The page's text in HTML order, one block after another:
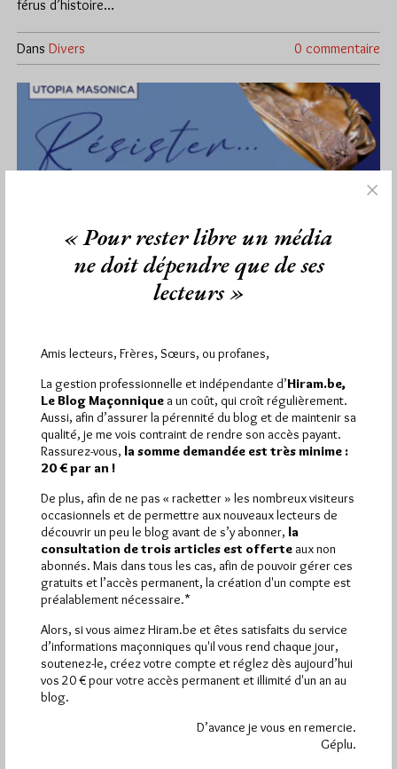
férus d’histoire…
Dans Divers 0 commentaire
A Blois ce jeudi 23 : Être franc-maçon
au GODF en 2024
Par Géplu
Mercredi 22/05/24
Lu 177 fois
Masonica 2024 autour du thème "Résister", la loge du…
DansDivers 0 commentaire
Hier samedi 8 août 2026, Hiram.be a reçu1 698 visites
et 2 926 pagesont été lues (Source : Pirsch.io)
Plus d’informations
Quels sont les articles les plus lus du blog ?
« Pour rester libre un média
ne doit dépendre que de ses
lecteurs »
Amis lecteurs, Frères, Sœurs, ou profanes,
La gestion professionnelle et indépendante d’Hiram.be,
Le Blog Maçonnique a un coût, qui croît régulièrement.
Aussi, afin d’assurer la pérennité du blog et de maintenir sa
qualité, je me vois contraint de rendre son accès payant.
Rassurez-vous, la somme demandée est très minime :
20 € par an !
De plus, afin de ne pas « racketter » les nombreux visiteurs
occasionnels et de permettre aux nouveaux lecteurs de
découvrir un peu le blog avant de s’y abonner, la
consultation de trois articles est offerte aux non
abonnés. Mais dans tous les cas, afin de pouvoir gérer ces
gratuits et l’accès permanent, la création d'un compte est
préalablement nécessaire.*
Alors, si vous aimez Hiram.be et êtes satisfaits du service
d’informations maçonniques qu'il vous rend chaque jour,
soutenez-le, créez votre compte et réglez dès aujourd’hui
vos 20 € pour votre accès permanent et illimité d'un an au
blog.
D’avance je vous en remercie.
Géplu.